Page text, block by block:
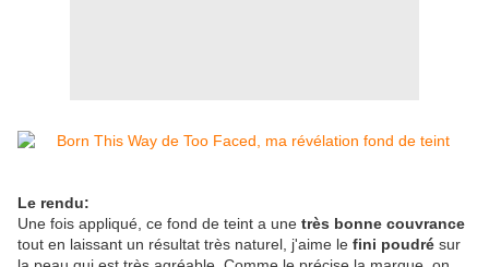
Le rendu:
Une fois appliqué, ce fond de teint a une très bonne couvrance
tout en laissant un résultat très naturel, j'aime le fini poudré sur